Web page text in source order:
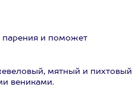
парения и поможет
мятный и пихтовый
вениками.